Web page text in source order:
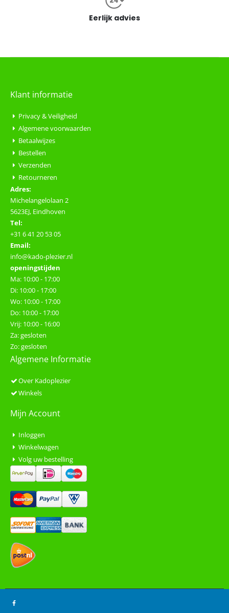
Eerlijk advies
Klant informatie
Privacy & Veiligheid
Algemene voorwaarden
Betaalwijzes
Bestellen
Verzenden
Retourneren
Adres:
Michelangelolaan 2
5623EJ, Eindhoven
Tel:
+31 6 41 20 53 05
Email:
info@kado-plezier.nl
openingstijden
Ma: 10:00 - 17:00
Di: 10:00 - 17:00
Wo: 10:00 - 17:00
Do: 10:00 - 17:00
Vrij: 10:00 - 16:00
Za: gesloten
Zo: gesloten
Algemene Informatie
Over Kadoplezier
Winkels
Mijn Account
Inloggen
Winkelwagen
Volg uw bestelling